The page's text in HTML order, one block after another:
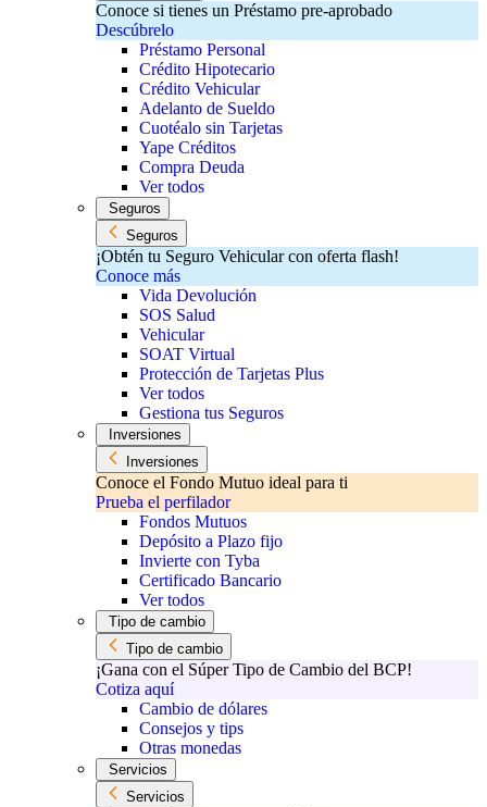
Conoce si tienes un Préstamo pre-aprobado
Descúbrelo
Préstamo Personal
Crédito Hipotecario
Crédito Vehicular
Adelanto de Sueldo
Cuotéalo sin Tarjetas
Yape Créditos
Compra Deuda
Ver todos
Seguros
Seguros
¡Obtén tu Seguro Vehicular con oferta flash!
Conoce más
Vida Devolución
SOS Salud
Vehicular
SOAT Virtual
Protección de Tarjetas Plus
Ver todos
Gestiona tus Seguros
Inversiones
Inversiones
Conoce el Fondo Mutuo ideal para ti
Prueba el perfilador
Fondos Mutuos
Depósito a Plazo fijo
Invierte con Tyba
Certificado Bancario
Ver todos
Tipo de cambio
Tipo de cambio
¡Gana con el Súper Tipo de Cambio del BCP!
Cotiza aquí
Cambio de dólares
Consejos y tips
Otras monedas
Servicios
Servicios